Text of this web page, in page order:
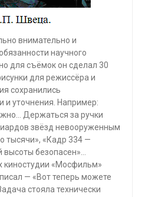
внимательно и
научного
для съёмок он сделал 30
для режиссёра и
сохранились
и уточнения. Например:
Держаться за ручки
звёзд невооруженным
тысячи», «Кадр 334 —
безопасен»…
киностудии «Мосфильм»
— «Вот теперь можете
стояла технически